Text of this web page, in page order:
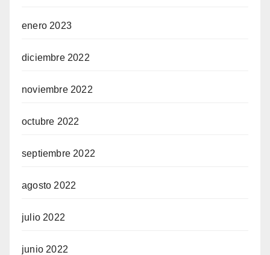
enero 2023
diciembre 2022
noviembre 2022
octubre 2022
septiembre 2022
agosto 2022
julio 2022
junio 2022